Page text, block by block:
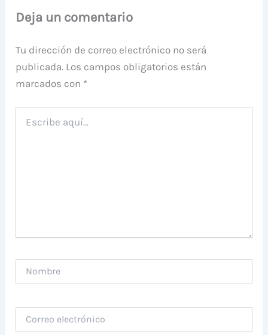
Deja un comentario
Tu dirección de correo electrónico no será
publicada. Los campos obligatorios están
marcados con *
aquí...
electrónico